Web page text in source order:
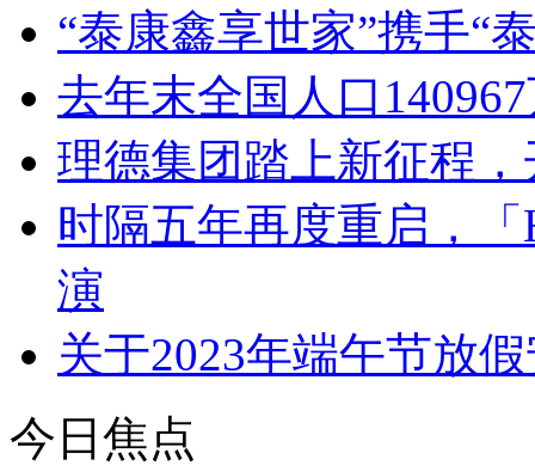
“泰康鑫享世家”携手“
去年末全国人口
理德集团踏上新征程
时隔五年再度重启，
演
关于2023年端午节放
今日焦点